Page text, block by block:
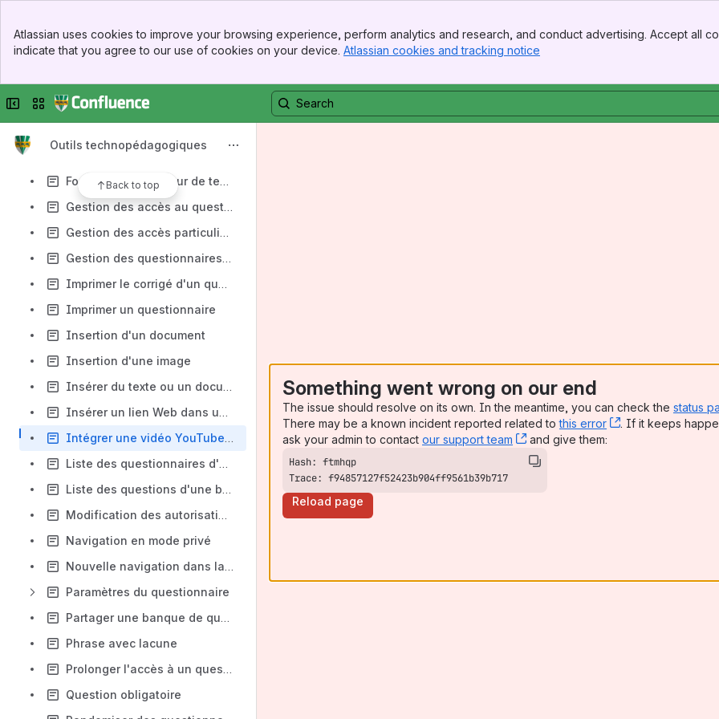
Top Bar
Sidebar
Atlassian uses cookies to improve your browsing experience, perform analytics and research, and conduct advertising. Accept all
indicate that you agree to our use of cookies on your device. Atlassian cookies and tracking notice
Collapse sidebar
Switch sites or apps
Outils technopédagogiques
Back to top
Diffuser le corrigé à un moment ultérieur
Diffuser un questionnaire de recherche
Fonctions de l'éditeur de texte
Gestion des accès au questionnaire par le Portail de cours
Gestion des accès particuliers au questionnaire
Gestion des questionnaires répondus (onglet Répondants)
Imprimer le corrigé d'un questionnaire
Imprimer un questionnaire
Insertion d'un document
Insertion d'une image
Insérer du texte ou un document dans une section
Insérer un lien Web dans une question
Intégrer une vidéo YouTube dans une question
Liste des questionnaires d'une banque
Liste des questions d'une banque
Modification des autorisations d’accès à la caméra Web
Navigation en mode privé
Nouvelle navigation dans la BIQ pour les étudiants et étudiantes
Paramètres du questionnaire
Partager une banque de questions (assistant BIQ)
Phrase avec lacune
Prolonger l'accès à un questionnaire
Question obligatoire
Something went wrong on our end
The issue should resolve on its own. In the meantime, you can check the status
There may be a known incident reported related tothis error , (opens new
. If it keeps
ask your admin to contact our support team , (opens new window)
and give them:
Trace: f94857127f52423b904ff9561b39b717
Reload page